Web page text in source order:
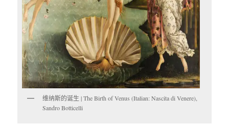
维纳斯的诞生 | The Birth of Venus (Italian: Nascita di Venere),
Sandro Botticelli